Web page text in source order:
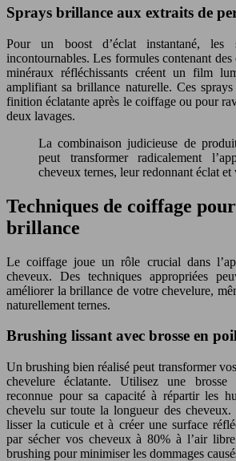
Sprays brillance aux extraits de
Pour un boost d’éclat instantané, les
incontournables. Les formules contenant
minéraux réfléchissants créent un film
amplifiant sa brillance naturelle. Ces
finition éclatante après le coiffage ou pour
deux lavages.
La combinaison judicieuse de
peut transformer radicalement
cheveux ternes, leur redonnant éclat et
Techniques de coiffage
brillance
Le coiffage joue un rôle crucial dans
cheveux. Des techniques appropriées
améliorer la brillance de votre chevelure,
naturellement ternes.
Brushing lissant avec brosse en
Un brushing bien réalisé peut transformer
chevelure éclatante. Utilisez une
reconnue pour sa capacité à répartir les
chevelu sur toute la longueur des cheveux.
lisser la cuticule et à créer une surface
par sécher vos cheveux à 80% à l’air
brushing pour minimiser les dommages